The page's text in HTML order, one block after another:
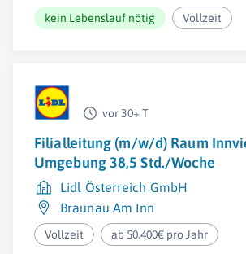
kein Lebenslauf nötig Vollzeit
vor 30+ T
Filialleitung (m/w/d) Raum
Umgebung 38,5 Std./Woche
Lidl Österreich GmbH
Braunau Am Inn
Vollzeit ab 50.400€ pro Jahr